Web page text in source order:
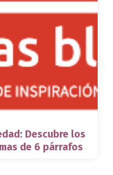
Descubre los
de 6 párrafos